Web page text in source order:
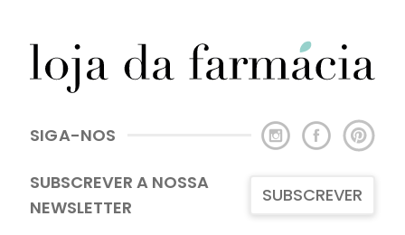
SIGA-NOS
SUBSCREVER A NOSSA
NEWSLETTER
SUBSCREVER